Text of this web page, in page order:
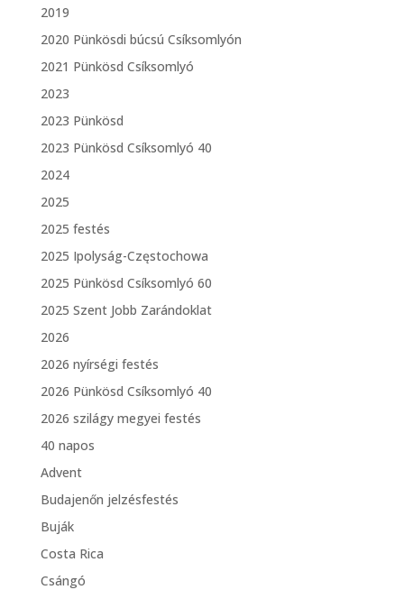
2019
2020 Pünkösdi búcsú Csíksomlyón
2021 Pünkösd Csíksomlyó
2023
2023 Pünkösd
2023 Pünkösd Csíksomlyó 40
2024
2025
2025 festés
2025 Ipolyság-Częstochowa
2025 Pünkösd Csíksomlyó 60
2025 Szent Jobb Zarándoklat
2026
2026 nyírségi festés
2026 Pünkösd Csíksomlyó 40
2026 szilágy megyei festés
40 napos
Advent
Budajenőn jelzésfestés
Buják
Costa Rica
Csángó